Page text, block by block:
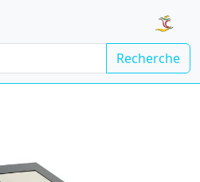
Recherche